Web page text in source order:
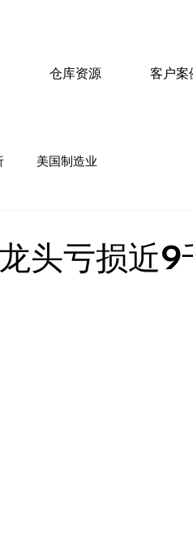
仓库资源 客户案
美国制造业
头亏损近9